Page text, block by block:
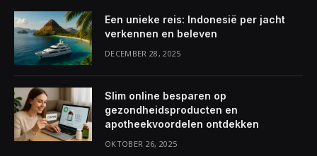
Een unieke reis: Indonesië per jacht
verkennen en beleven
DECEMBER 28, 2025
Slim online besparen op
gezondheidsproducten en
apotheekvoordelen ontdekken
OKTOBER 26, 2025